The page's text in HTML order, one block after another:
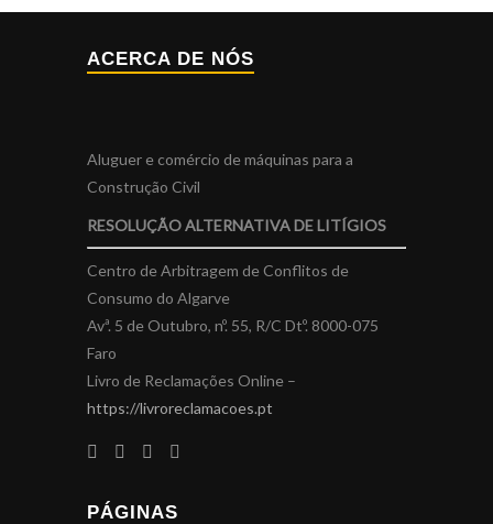
ACERCA DE NÓS
Aluguer e comércio de máquinas para a
Construção Civil
RESOLUÇÃO ALTERNATIVA DE LITÍGIOS
Centro de Arbitragem de Conflitos de
Consumo do Algarve
Avª. 5 de Outubro, nº. 55, R/C Dtº. 8000-075
Faro
Livro de Reclamações Online –
https://livroreclamacoes.pt
PÁGINAS